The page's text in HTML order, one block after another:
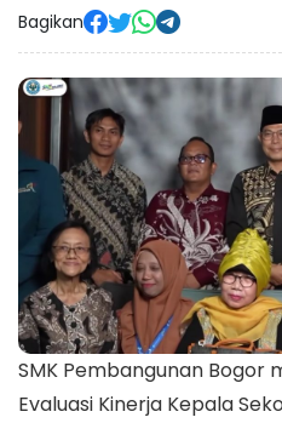
Bagikan
SMK Pembangunan Bogor
Evaluasi Kinerja Kepala